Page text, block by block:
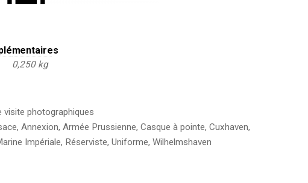
0,250 kg
visite photographiques
, Annexion, Armée Prussienne, Casque à pointe, Cuxhaven,
Impériale, Réserviste, Uniforme, Wilhelmshaven